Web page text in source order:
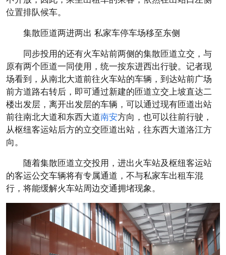
位置排队候车。
集散匝道两进两出 私家车停车场移至东侧
同步投用的还有火车站前两侧的集散匝道立交，与
原有两个匝道一同使用，统一按东进西出行驶。记者现
场看到，从南北大道前往火车站的车辆，到达站前广场
前方道路右转后，即可通过新建的匝道立交上坡直达二
楼出发层，离开出发层的车辆，可以通过现有匝道出站
前往南北大道和东西大道南安方向，也可以往前行驶，
从枢纽客运站后方的立交匝道出站，往东西大道洛江方
向。
随着集散匝道立交投用，进出火车站及枢纽客运站
的客运公交车辆将有专属通道，不与私家车出租车混
行，将能缓解火车站周边交通拥堵现象。